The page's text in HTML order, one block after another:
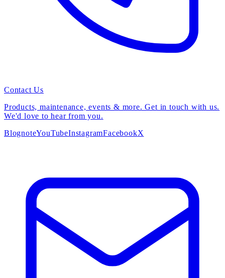
Contact Us
Products, maintenance, events & more. Get in touch with us.
We'd love to hear from you.
BlognoteYouTubeInstagramFacebookX